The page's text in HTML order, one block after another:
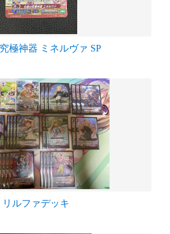
極神器 ミネルヴァ SP
リルファデッキ